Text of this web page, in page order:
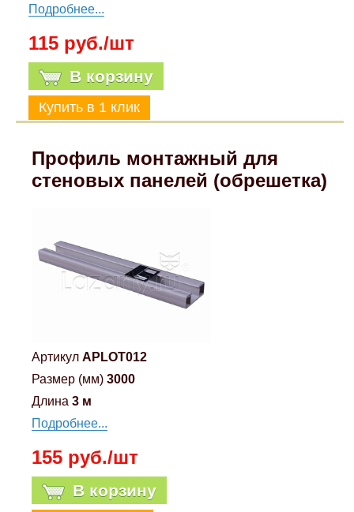
Подробнее...
115 руб./шт
В корзину
Профиль монтажный для
стеновых панелей (обрешетка)
Артикул APLOT012
Размер (мм) 3000
Длина 3 м
Подробнее...
155 руб./шт
В корзину